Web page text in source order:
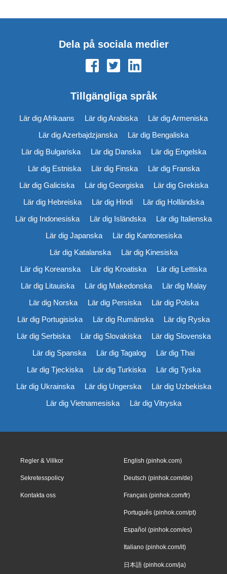
Dela på sociala medier
Tillgängliga språk
Lär dig Afrikaans Lär dig Arabiska
Lär dig Armeniska
Lär dig Azerbajdzjanska
Lär dig Bengaliska
Lär dig Bulgariska
Lär dig Danska
Lär dig Engelska
Lär dig Estniska
Lär dig Finska
Lär dig Franska
Lär dig Galiciska
Lär dig Georgiska
Lär dig Grekiska
Lär dig Hebreiska
Lär dig Hindi
Lär dig Holländska
Lär dig Indonesiska
Lär dig Isländska
Lär dig Italienska
Lär dig Japanska
Lär dig Kantonesiska
Lär dig Katalanska
Lär dig Kinesiska
Lär dig Koreanska
Lär dig Kroatiska
Lär dig Lettiska
Lär dig Litauiska
Lär dig Makedonska
Lär dig Malay
Lär dig Norska
Lär dig Persiska
Lär dig Polska
Lär dig Portugisiska
Lär dig Rumänska
Lär dig Ryska
Lär dig Serbiska
Lär dig Slovakiska
Lär dig Slovenska
Lär dig Spanska
Lär dig Tagalog
Lär dig Thai
Lär dig Tjeckiska
Lär dig Turkiska
Lär dig Tyska
Lär dig Ukrainska
Lär dig Ungerska
Lär dig Uzbekiska
Lär dig Vietnamesiska
Lär dig Vitryska
Regler & Villkor
Sekretesspolicy
Kontakta oss
English (pinhok.com)
Deutsch (pinhok.com/de)
Français (pinhok.com/fr)
Português (pinhok.com/pt)
Español (pinhok.com/es)
Italiano (pinhok.com/it)
日本語 (pinhok.com/ja)